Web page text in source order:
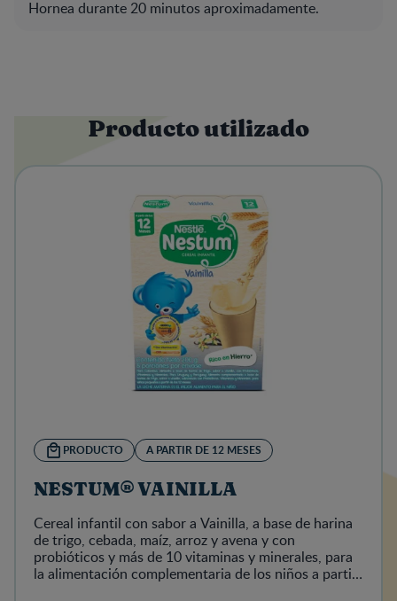
Hornea durante 20 minutos aproximadamente.
Producto utilizado
PRODUCTO A PARTIR DE 12 MESES
NESTUM® VAINILLA
Cereal infantil con sabor a Vainilla, a base de harina
de trigo, cebada, maíz, arroz y avena y con
probióticos y más de 10 vitaminas y minerales, para
la alimentación complementaria de los niños a partir